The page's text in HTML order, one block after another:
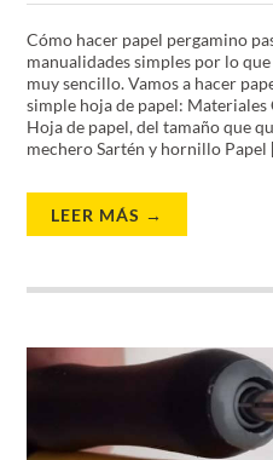
Cómo hacer papel pergamino
manualidades simples por lo
muy sencillo. Vamos a hacer
simple hoja de papel:
Hoja de papel, del tamaño que
mechero Sartén y hornillo Papel
LEER MÁS →